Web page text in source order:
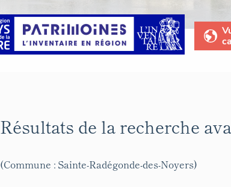
Résultats de la recherche
(Commune : Sainte-Radégonde-des-Noyers)